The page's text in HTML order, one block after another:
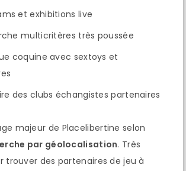
et exhibitions live
multicritères très poussée
coquine avec sextoys et
des clubs échangistes partenaires
majeur de Placelibertine selon
par géolocalisation. Très
trouver des partenaires de jeu à